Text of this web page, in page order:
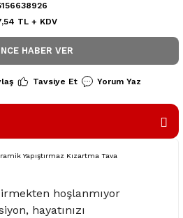
TL + KDV
HABER VER
Tavsiye Et Yorum Yaz
Yapıştırmaz Kızartma Tava
hoşlanmıyor
hayatınızı